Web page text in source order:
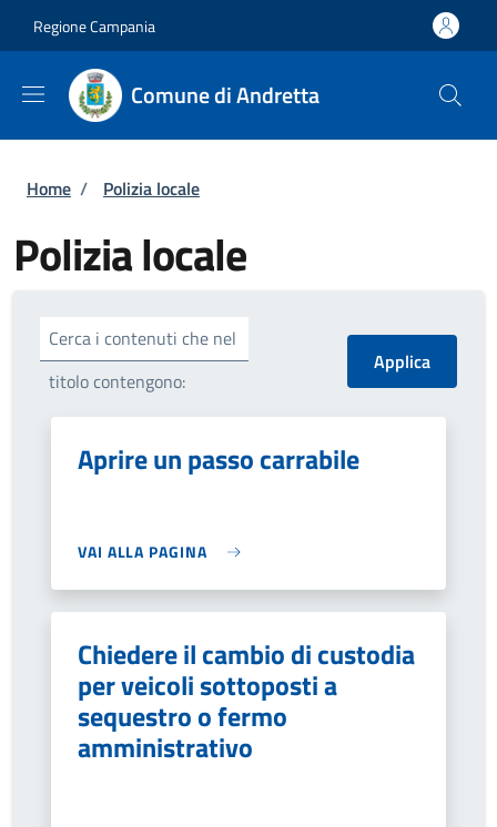
Regione Campania
Comune di Andretta
Briciole di pane
Home / Polizia locale
Polizia locale
Cerca i contenuti che nel
titolo contengono:
Aprire un passo carrabile
VAI ALLA PAGINA
Chiedere il cambio di custodia
per veicoli sottoposti a
sequestro o fermo
amministrativo